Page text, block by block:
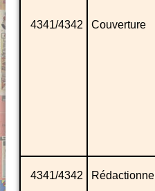
4341/4342 Couverture
4341/4342 Rédactionnel